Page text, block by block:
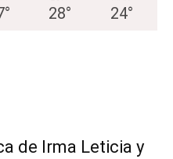
° 28° 24°
de Irma Leticia y